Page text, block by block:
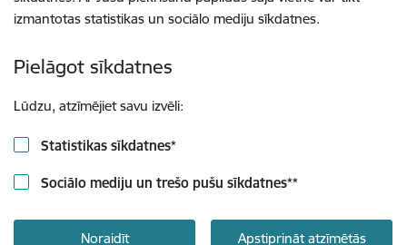
izmantotas statistikas un sociālo mediju sīkdatnes.
Pielāgot sīkdatnes
Lūdzu, atzīmējiet savu izvēli:
Statistikas sīkdatnes*
Sociālo mediju un trešo pušu sīkdatnes**
Noraidīt Apstiprināt atzīmētās